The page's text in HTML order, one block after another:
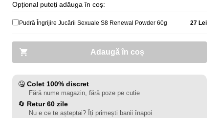
Opțional puteți adăuga în coș:
Pudră Îngrijire Jucării Sexuale S8 Renewal Powder 60g 27 Lei
Adaugă în coș
🤐 Colet 100% discret
Fără nume magazin, fără poze pe cutie
🔄 Retur 60 zile
Nu e ce te așteptai? Îți primești banii înapoi